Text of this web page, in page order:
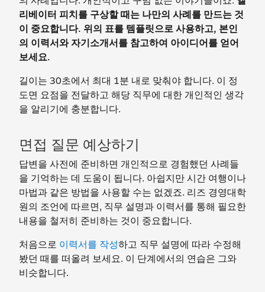
리베이터 피치를 구상할 때는 나만의 사례를 만드는 것
이 중요합니다. 위의 표를 템플릿으로 사용하고, 본인
의 이력서와 자기소개서를 참고하여 아이디어를 얻어
보세요.
길이는 30초에서 최대 1분 내로 맞춰야 합니다. 이 정
도면 요점을 전달하고 해당 직무에 대한 개인적인 생각
을 알리기에 충분합니다.
면접 질문 예상하기
답변을 사전에 준비하면 개인적으로 경험했던 사례들
을 기억하는 데 도움이 됩니다. 아쉽지만 시간 여행이나
마법과 같은 방법을 사용할 수는 없겠죠. 리즈 경영대학
원의 조언에 따르면, 직무 설명과 이력서를 통해 필요한
내용을 철저히 준비하는 것이 중요합니다.
처음으로 이력서를 작성하고 직무 설명에 따라 수정해
봤던 때를 떠올려 보세요. 이 단계에서의 연습은 그와
비슷합니다.